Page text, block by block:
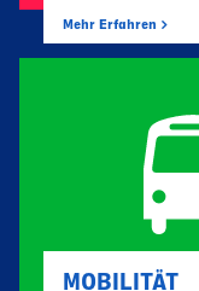
Mehr Erfahren
MOBILITÄT